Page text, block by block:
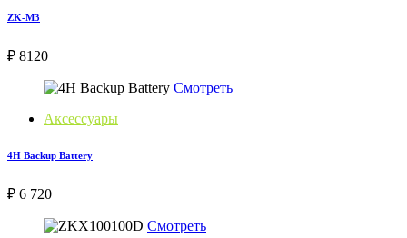
ZK-M3
₽ 8120
Смотреть
Аксессуары
4H Backup Battery
₽ 6 720
Смотреть